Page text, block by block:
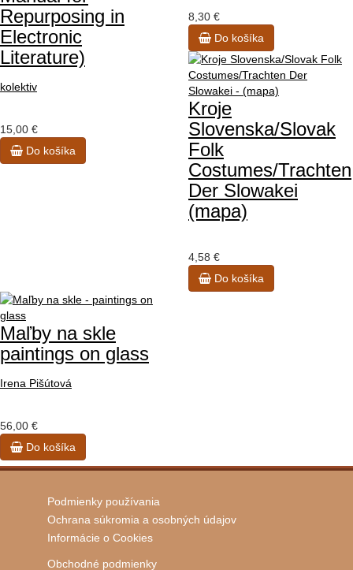
Repurposing in
Electronic
Literature)
kolektiv
15,00 €
Do košíka
8,30 €
Do košíka
Kroje
Slovenska/Slovak
Folk
Costumes/Trachten
Der Slowakei
(mapa)
4,58 €
Do košíka
Maľby na skle
paintings on glass
Irena Pišútová
56,00 €
Do košíka
Podmienky používania
Ochrana súkromia a osobných údajov
Informácie o Cookies
Obchodné podmienky